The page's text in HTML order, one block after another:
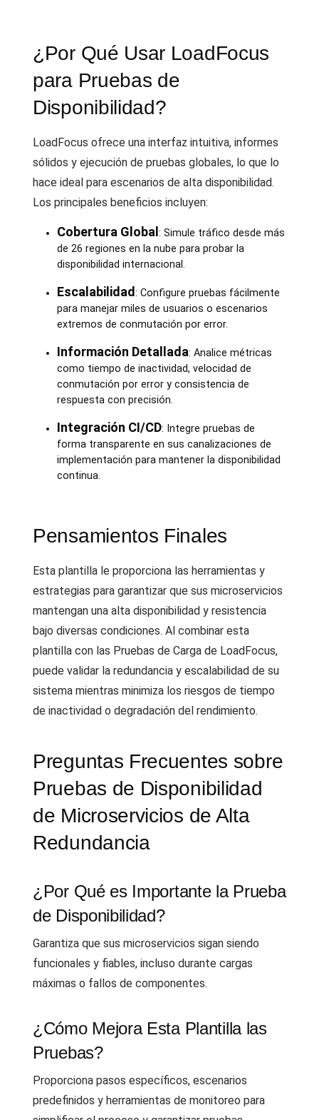
¿Por Qué Usar LoadFocus
para Pruebas de
Disponibilidad?
LoadFocus ofrece una interfaz intuitiva, informes
sólidos y ejecución de pruebas globales, lo que lo
hace ideal para escenarios de alta disponibilidad.
Los principales beneficios incluyen:
Cobertura Global : Simule tráfico desde más
de 26 regiones en la nube para probar la
disponibilidad internacional.
Escalabilidad : Configure pruebas fácilmente
para manejar miles de usuarios o escenarios
extremos de conmutación por error.
Información Detallada: Analice métricas
como tiempo de inactividad, velocidad de
conmutación por error y consistencia de
respuesta con precisión.
Integración CI/CD: Integre pruebas de
forma transparente en sus canalizaciones de
implementación para mantener la disponibilidad
continua.
Pensamientos Finales
Esta plantilla le proporciona las herramientas y
estrategias para garantizar que sus microservicios
mantengan una alta disponibilidad y resistencia
bajo diversas condiciones. Al combinar esta
plantilla con las Pruebas de Carga de LoadFocus,
puede validar la redundancia y escalabilidad de su
sistema mientras minimiza los riesgos de tiempo
de inactividad o degradación del rendimiento.
Preguntas Frecuentes sobre
Pruebas de Disponibilidad
de Microservicios de Alta
Redundancia
¿Por Qué es Importante la Prueba
de Disponibilidad?
Garantiza que sus microservicios sigan siendo
funcionales y fiables, incluso durante cargas
máximas o fallos de componentes.
¿Cómo Mejora Esta Plantilla las
Pruebas?
Proporciona pasos específicos, escenarios
predefinidos y herramientas de monitoreo para